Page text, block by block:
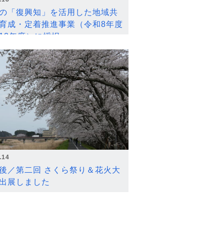
「復興知」を活用した地域共
成・定着推進事業（令和8年度
年度）に採択
／第二回 さくら祭り＆花火大
展しました